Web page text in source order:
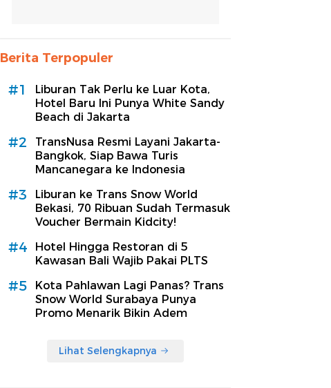
Berita Terpopuler
#1
Liburan Tak Perlu ke Luar Kota,
Hotel Baru Ini Punya White Sandy
Beach di Jakarta
#2
TransNusa Resmi Layani Jakarta-
Bangkok, Siap Bawa Turis
Mancanegara ke Indonesia
#3
Liburan ke Trans Snow World
Bekasi, 70 Ribuan Sudah Termasuk
Voucher Bermain Kidcity!
#4
Hotel Hingga Restoran di 5
Kawasan Bali Wajib Pakai PLTS
#5
Kota Pahlawan Lagi Panas? Trans
Snow World Surabaya Punya
Promo Menarik Bikin Adem
Lihat Selengkapnya